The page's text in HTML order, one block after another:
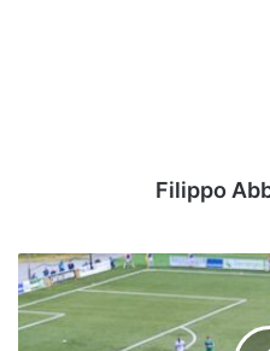
Filippo
Tito
e
Santaniello
piegano